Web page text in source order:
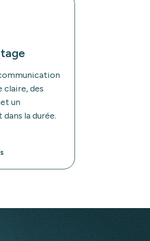
claire, des
un
la durée.